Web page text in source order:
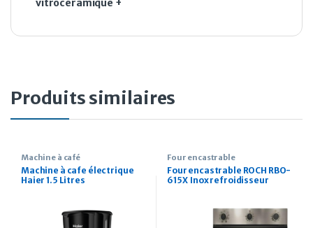
vitrocéramique +
Produits similaires
Machine à café
Machine à cafe électrique
Haier 1.5 Litres
Four encastrable
Four encastrable ROCH RBO-
615X Inox refroidisseur